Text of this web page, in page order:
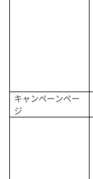
キャンペーンペー
ジ